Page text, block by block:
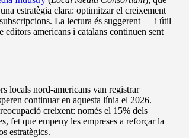
estratègia clara: optimitzar el creixement
La lectura és suggerent — i útil
americans i catalans continuen sent
locals nord-americans van registrar
continuar en aquesta línia el 2026.
creixent: només el 15% dels
fet que empeny les empreses a reforçar la
estratègics.